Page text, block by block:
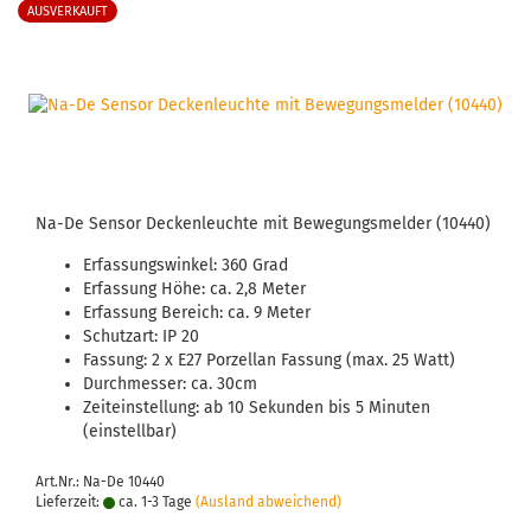
AUSVERKAUFT
Na-De Sensor Deckenleuchte mit Bewegungsmelder (10440)
Erfassungswinkel: 360 Grad
Erfassung Höhe: ca. 2,8 Meter
Erfassung Bereich: ca. 9 Meter
Schutzart: IP 20
Fassung: 2 x E27 Porzellan Fassung (max. 25 Watt)
Durchmesser: ca. 30cm
Zeiteinstellung: ab 10 Sekunden bis 5 Minuten
(einstellbar)
Art.Nr.: Na-De 10440
Lieferzeit:
ca. 1-3 Tage (Ausland abweichend)